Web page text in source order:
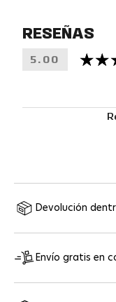
RESEÑAS
5.00
Devolución
Envío gratis en